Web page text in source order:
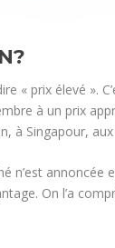
« prix élevé ».
à un prix
à Singapour,
n’est
On l’a